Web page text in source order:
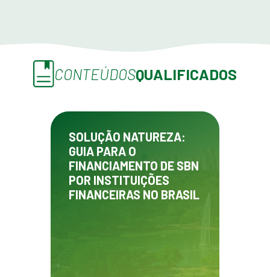
CONTEÚDOSQUALIFICADOS
SOLUÇÃO NATUREZA:
GUIA PARA O
FINANCIAMENTO DE SBN
POR INSTITUIÇÕES
FINANCEIRAS NO BRASIL